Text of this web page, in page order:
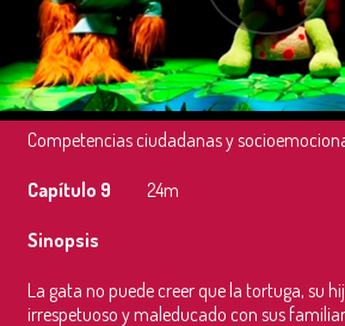
Competencias ciudadanas y
Capítulo 9
24m
Sinopsis
La gata no puede creer que la tortuga, su
irrespetuoso y maleducado con sus